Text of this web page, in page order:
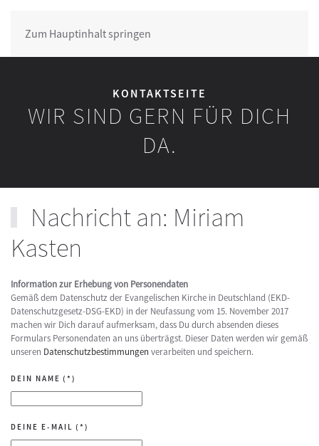
Zum Hauptinhalt springen
KONTAKTSEITE
WIR SIND GERN FÜR DICH
DA.
Nachricht an: Miriam
Kasten
Information zur Erhebung von Personendaten
Gemäß dem Datenschutz der Evangelischen Kirche in Deutschland (EKD-
Datenschutzgesetz-DSG-EKD) in der Neufassung vom 15. November 2017
machen wir Dich darauf aufmerksam, dass Du durch absenden dieses
Formulars Personendaten an uns überträgst. Dieser Daten werden wir gemäß
unseren Datenschutzbestimmungen verarbeiten und speichern.
DEIN NAME (*)
DEINE E-MAIL (*)